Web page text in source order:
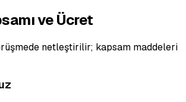
ve Ücret
netleştirilir; kapsam maddeleri